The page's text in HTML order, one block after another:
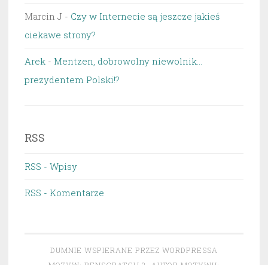
Marcin J - Czy w Internecie są jeszcze jakieś
ciekawe strony?
Arek - Mentzen, dobrowolny niewolnik…
prezydentem Polski!?
RSS
RSS - Wpisy
RSS - Komentarze
DUMNIE WSPIERANE PRZEZ WORDPRESSA